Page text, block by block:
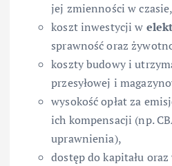
jej zmienności w czasie,
koszt inwestycji w
sprawność oraz
koszty budowy i
przesyłowej i
wysokość opłat za
ich kompensacji (np.
uprawnienia),
dostęp do kapitału